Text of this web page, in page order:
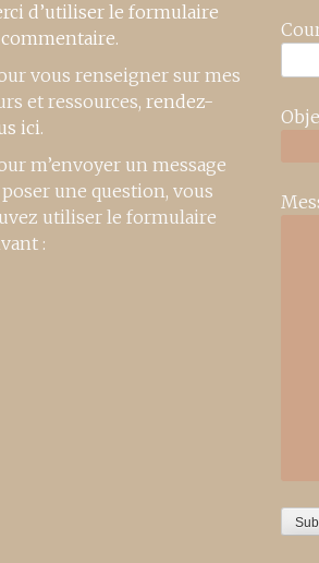
d’utiliser le formulaire
.
vous renseigner sur mes
et ressources, rendez-
ici.
m’envoyer un message
une question, vous
utiliser le formulaire
: